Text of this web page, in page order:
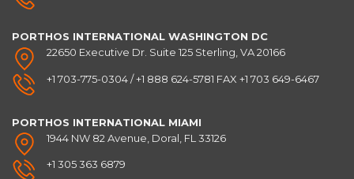
PORTHOS INTERNATIONAL WASHINGTON DC
22650 Executive Dr. Suite 125 Sterling, VA 20166
+1 703-775-0304 / +1 888 624-5781 FAX +1 703 649-6467
PORTHOS INTERNATIONAL MIAMI
1944 NW 82 Avenue, Doral, FL 33126
+1 305 363 6879